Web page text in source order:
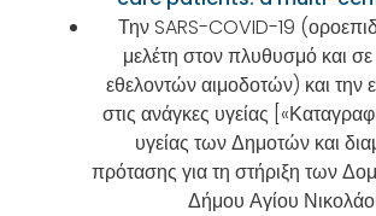
Την SARS-COVID-19
μελέτη στον πλυθυσμό και
εθελοντών αιμοδοτών) και την
στις ανάγκες υγείας
υγείας των Δημοτών και
πρότασης για τη στήριξη των
Δήμου Αγίου